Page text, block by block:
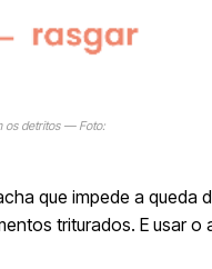
os detritos — Foto:
que impede a queda
triturados. E usar o